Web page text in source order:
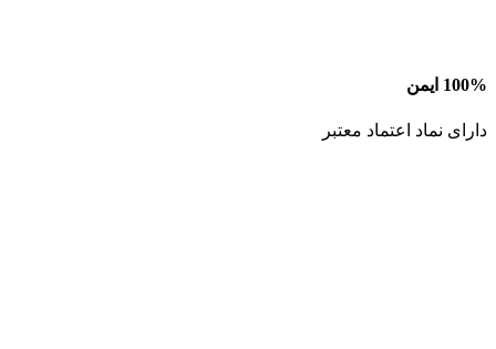
100% ایمن
دارای نماد اعتماد معتبر